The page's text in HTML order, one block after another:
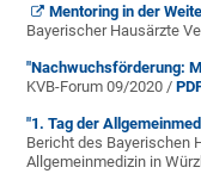
Mentoring in der
Bayerischer Hausärzte
"Nachwuchsförderung:
KVB-Forum 09/2020 /
"1. Tag der
Bericht des Bayerischen
Allgemeinmedizin in